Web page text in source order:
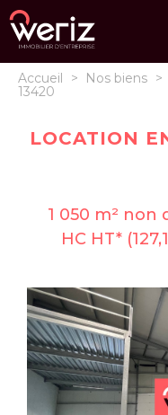
Accueil > Nos biens >
13420
LOCATION
1 050 m² non
HC HT*